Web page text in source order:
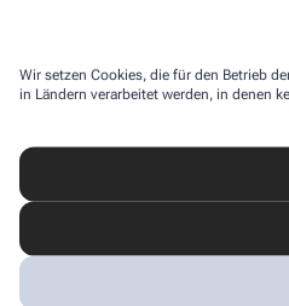
Wir setzen Cookies, die für den Betrieb
in Ländern verarbeitet werden, in denen